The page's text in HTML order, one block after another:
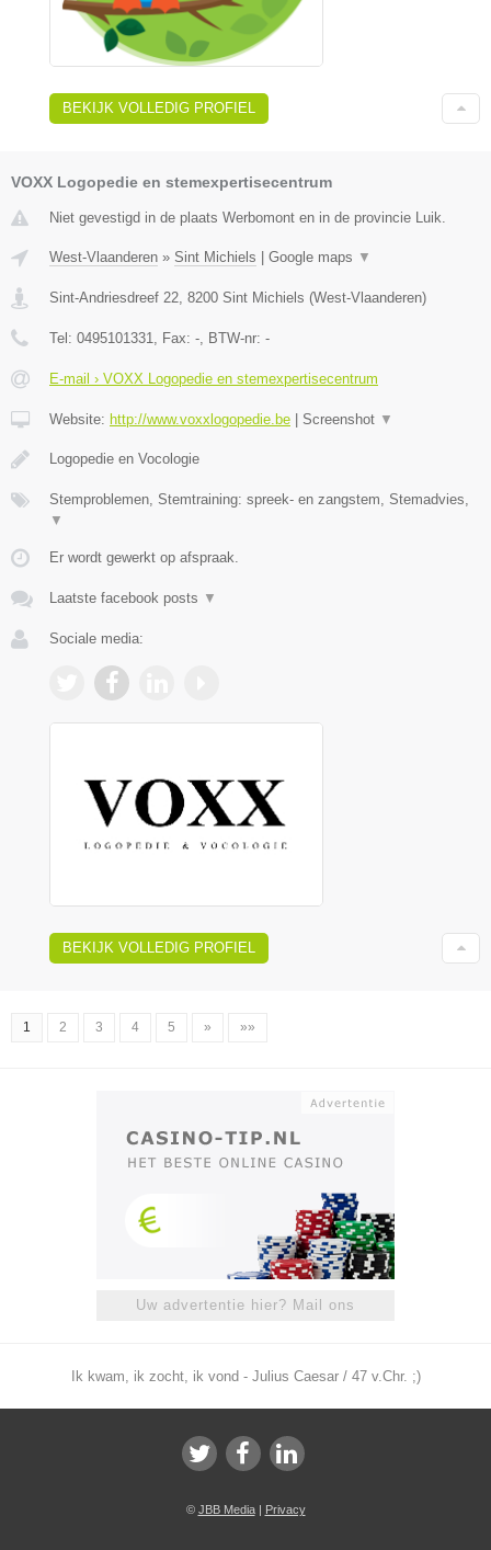
BEKIJK VOLLEDIG PROFIEL
VOXX Logopedie en stemexpertisecentrum
Niet gevestigd in de plaats Werbomont en in de provincie Luik.
West-Vlaanderen » Sint Michiels Google maps ▼
Sint-Andriesdreef 22, 8200 Sint Michiels (West-Vlaanderen)
Tel: 0495101331, Fax: -, BTW-nr: -
E-mail › VOXX Logopedie en stemexpertisecentrum
Website: http://www.voxxlogopedie.be Screenshot ▼
Logopedie en Vocologie
Stemproblemen, Stemtraining: spreek- en zangstem, Stemadvies,
▼
Er wordt gewerkt op afspraak.
Laatste facebook posts ▼
Sociale media:
BEKIJK VOLLEDIG PROFIEL
1 2 3 4 5 » »»
Uw advertentie hier? Mail ons
Ik kwam, ik zocht, ik vond - Julius Caesar / 47 v.Chr. ;)
© JBB Media| Privacy